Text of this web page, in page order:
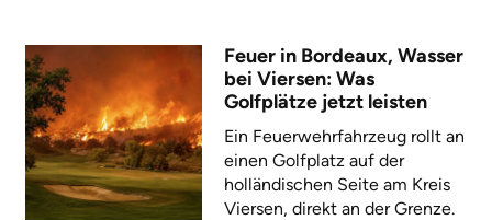
Feuer in Bordeaux, Wasser
bei Viersen: Was
Golfplätze jetzt leisten
Ein Feuerwehrfahrzeug rollt an
einen Golfplatz auf der
holländischen Seite am Kreis
Viersen, direkt an der Grenze.